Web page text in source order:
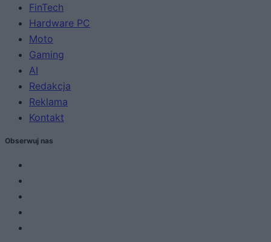
FinTech
Hardware PC
Moto
Gaming
AI
Redakcja
Reklama
Kontakt
Obserwuj nas